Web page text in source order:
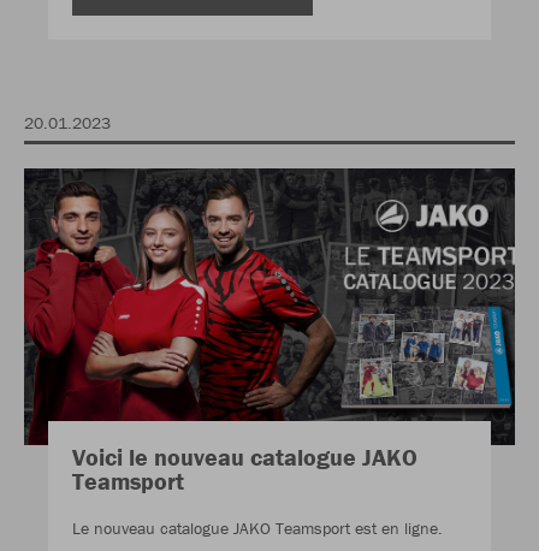
20.01.2023
Voici le nouveau catalogue JAKO
Teamsport
Le nouveau catalogue JAKO Teamsport est en ligne.